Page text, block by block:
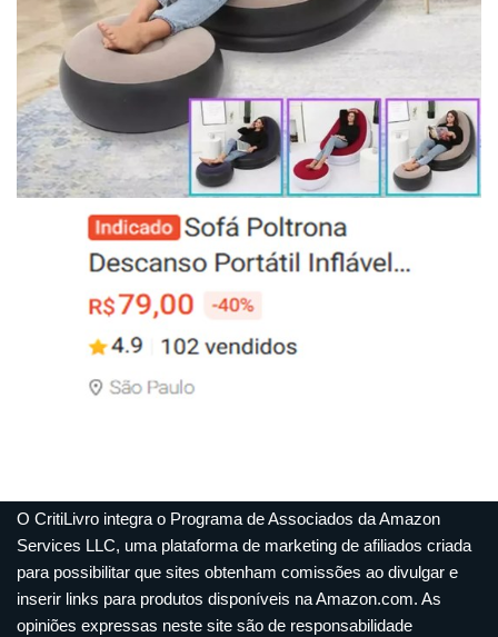
O CritiLivro integra o Programa de Associados da Amazon
Services LLC, uma plataforma de marketing de afiliados criada
para possibilitar que sites obtenham comissões ao divulgar e
inserir links para produtos disponíveis na Amazon.com. As
opiniões expressas neste site são de responsabilidade